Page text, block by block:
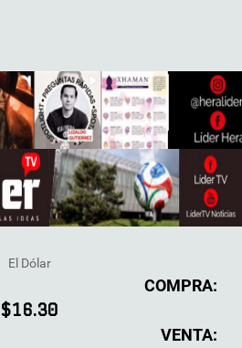
El Dólar
COMPRA:
$16.30
VENTA: